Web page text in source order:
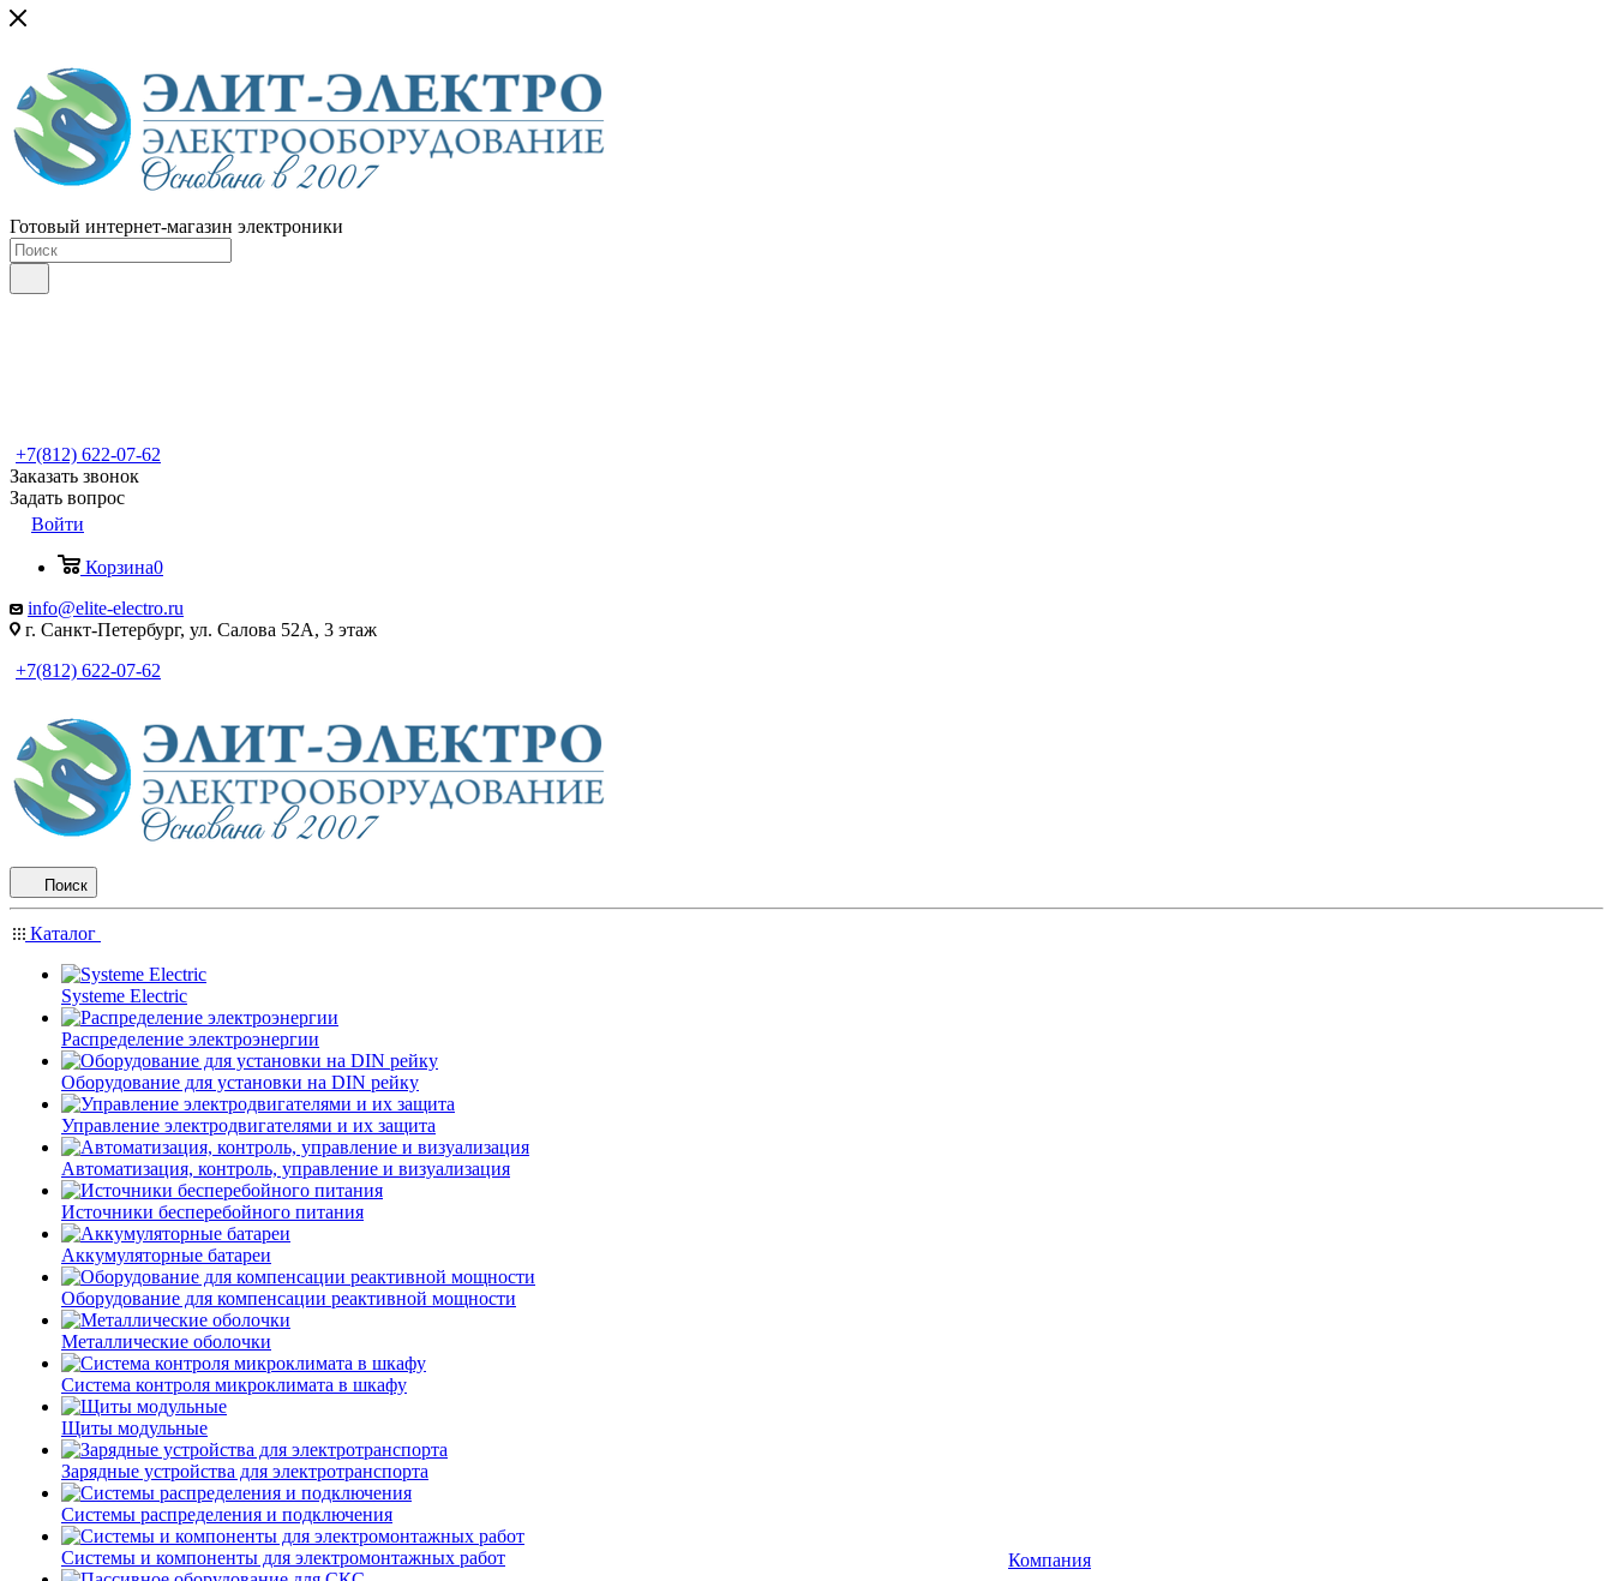
Готовый интернет-магазин электроники
+7(812) 622-07-62
Заказать звонок
Задать вопрос
Войти
Корзина0
info@elite-electro.ru
г. Санкт-Петербург, ул. Салова 52А, 3 этаж
+7(812) 622-07-62
Поиск
Каталог
Systeme Electric
Распределение электроэнергии
Оборудование для установки на DIN рейку
Управление электродвигателями и их защита
Автоматизация, контроль, управление и визуализация
Источники бесперебойного питания
Аккумуляторные батареи
Оборудование для компенсации реактивной мощности
Металлические оболочки
Система контроля микроклимата в шкафу
Щиты модульные
Зарядные устройства для электротранспорта
Системы распределения и подключения
Системы и компоненты для электромонтажных работ
Компания